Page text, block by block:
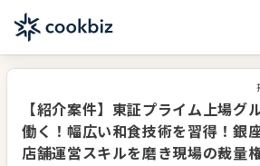
【紹介案件】東証プライム上場グ
働く！幅広い和食技術を習得！銀
店舗運営スキルを磨き現場の裁量